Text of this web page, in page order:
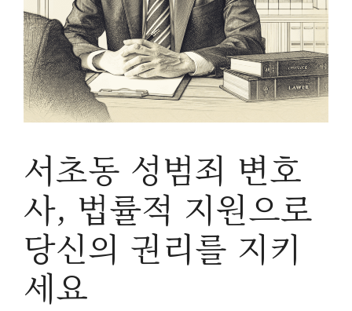
서초동 성범죄 변호
사, 법률적 지원으로
당신의 권리를 지키
세요